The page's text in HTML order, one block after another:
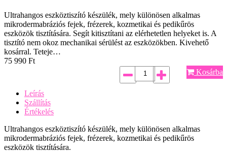
Ultrahangos eszköztiszító készülék, mely különösen alkalmas
mikrodermabráziós fejek, frézerek, kozmetikai és pedikűrös
eszközök tisztítására. Segít kitisztítani az elérhetetlen helyeket is. A
tisztító nem okoz mechanikai sérülést az eszközökben. Kivehető
kosárral. Teteje…
75 990 Ft
Kosárba
Leírás
Szállítás
Értékelés
Ultrahangos eszköztiszító készülék, mely különösen alkalmas
mikrodermabráziós fejek, frézerek, kozmetikai és pedikűrös
eszközök tisztítására.